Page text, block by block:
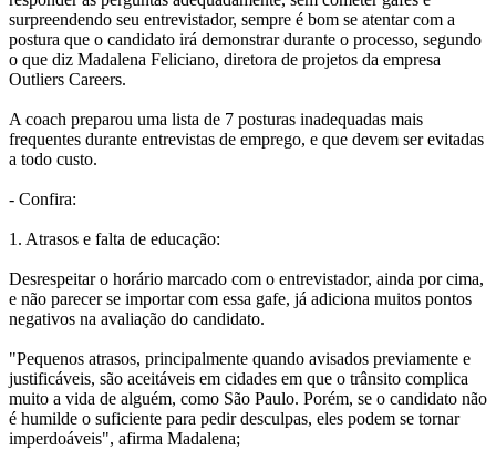
surpreendendo seu entrevistador, sempre é bom se atentar com a
postura que o candidato irá demonstrar durante o processo, segundo
o que diz Madalena Feliciano, diretora de projetos da empresa
Outliers Careers.
A coach preparou uma lista de 7 posturas inadequadas mais
frequentes durante entrevistas de emprego, e que devem ser evitadas
a todo custo.
- Confira:
1. Atrasos e falta de educação:
Desrespeitar o horário marcado com o entrevistador, ainda por cima,
e não parecer se importar com essa gafe, já adiciona muitos pontos
negativos na avaliação do candidato.
"Pequenos atrasos, principalmente quando avisados previamente e
justificáveis, são aceitáveis em cidades em que o trânsito complica
muito a vida de alguém, como São Paulo. Porém, se o candidato não
é humilde o suficiente para pedir desculpas, eles podem se tornar
imperdoáveis", afirma Madalena;